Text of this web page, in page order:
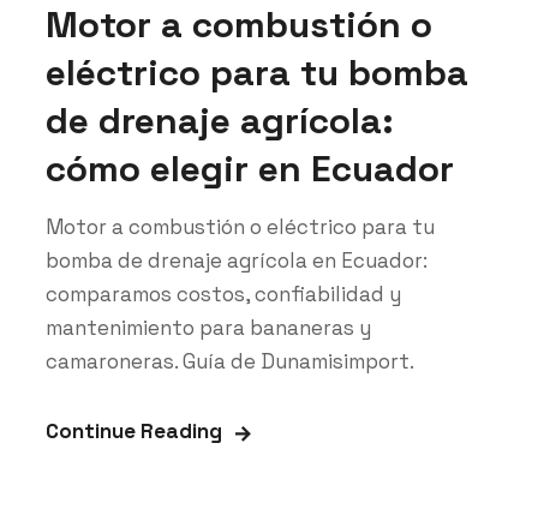
Motor a combustión o
eléctrico para tu bomba
de drenaje agrícola:
cómo elegir en Ecuador
Motor a combustión o eléctrico para tu
bomba de drenaje agrícola en Ecuador:
comparamos costos, confiabilidad y
mantenimiento para bananeras y
camaroneras. Guía de Dunamisimport.
Continue Reading